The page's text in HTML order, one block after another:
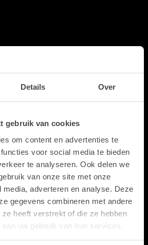
Details Over
gebruik van cookies
om content en advertenties te
voor social media te bieden
te analyseren. Ook delen we
van onze site met onze
adverteren en analyse. Deze
gegevens combineren met andere
ze heeft verstrekt of die ze hebben
uw gebruik van hun services.
film